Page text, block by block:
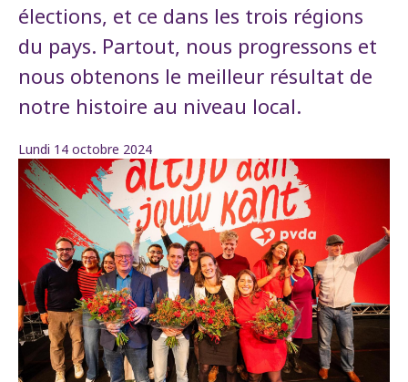
élections, et ce dans les trois régions
du pays. Partout, nous progressons et
nous obtenons le meilleur résultat de
notre histoire au niveau local.
Lundi 14 octobre 2024